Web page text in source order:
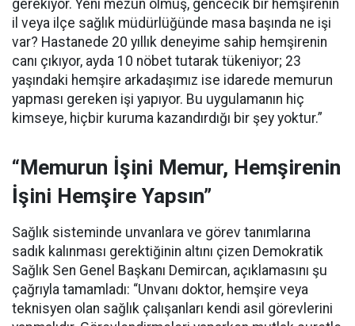
gerekiyor. Yeni mezun olmuş, gencecik bir hemşirenin
il veya ilçe sağlık müdürlüğünde masa başında ne işi
var? Hastanede 20 yıllık deneyime sahip hemşirenin
canı çıkıyor, ayda 10 nöbet tutarak tükeniyor; 23
yaşındaki hemşire arkadaşımız ise idarede memurun
yapması gereken işi yapıyor. Bu uygulamanın hiç
kimseye, hiçbir kuruma kazandırdığı bir şey yoktur.”
“Memurun İşini Memur, Hemşirenin
İşini Hemşire Yapsın”
Sağlık sisteminde unvanlara ve görev tanımlarına
sadık kalınması gerektiğinin altını çizen Demokratik
Sağlık Sen Genel Başkanı Demircan, açıklamasını şu
çağrıyla tamamladı: “Unvanı doktor, hemşire veya
teknisyen olan sağlık çalışanları kendi asil görevlerini